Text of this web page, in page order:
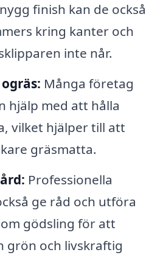
finish kan de också
kring kanter och
inte når.
Många företag
hjälp med att hålla
vilket hjälper till att
gräsmatta.
Professionella
ge råd och utföra
gödsling för att
grön och livskraftig